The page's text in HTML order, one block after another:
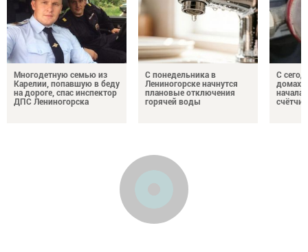
Многодетную семью из
Карелии, попавшую в беду
на дороге, спас инспектор
ДПС Лениногорска
С понедельника в
Лениногорске начнутся
плановые отключения
горячей воды
С
домах